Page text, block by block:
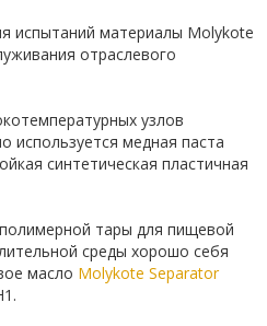
испытаний материалы Molykote
отраслевого
узлов
используется медная паста
синтетическая пластичная
тары для пищевой
среды хорошо себя
масло Molykote Separator